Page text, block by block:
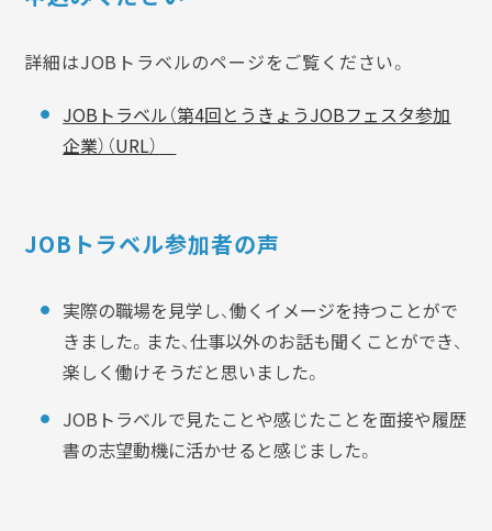
詳細はJOBトラベルのページをご覧ください。
JOBトラベル（第4回とうきょうJOBフェスタ参加
企業）（URL）
JOBトラベル参加者の声
実際の職場を見学し、働くイメージを持つことがで
きました。また、仕事以外のお話も聞くことができ、
楽しく働けそうだと思いました。
JOBトラベルで見たことや感じたことを面接や履歴
書の志望動機に活かせると感じました。